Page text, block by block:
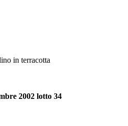
in terracotta
2002 lotto 34